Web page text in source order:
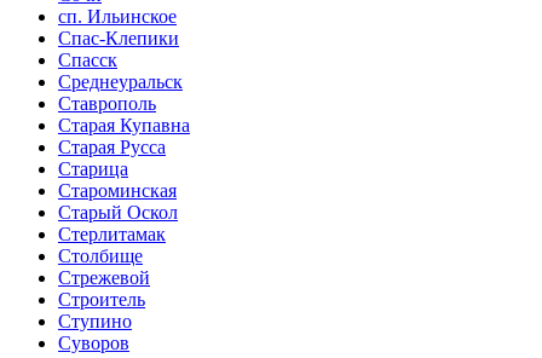
сп. Ильинское
Спас-Клепики
Спасск
Среднеуральск
Ставрополь
Старая Купавна
Старая Русса
Старица
Староминская
Старый Оскол
Стерлитамак
Столбище
Стрежевой
Строитель
Ступино
Суворов